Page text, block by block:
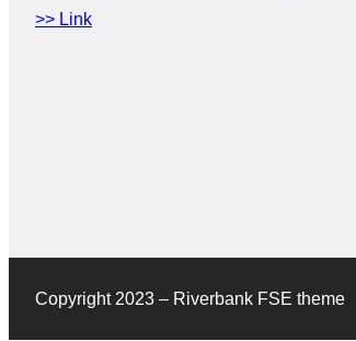
>> Link
Copyright 2023 – Riverbank FSE theme